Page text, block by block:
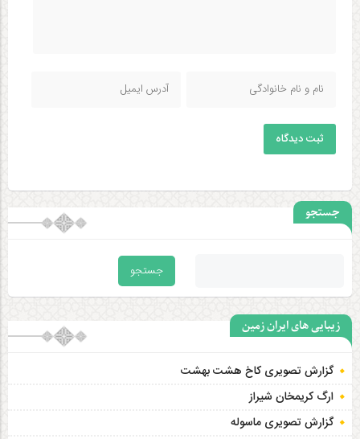
ثبت دیدگاه
جستجو
زیبایی های ایران زمین
گزارش تصویری کاخ هشت‌ بهشت
ارگ کریمخان شیراز
گزارش تصویری ماسوله